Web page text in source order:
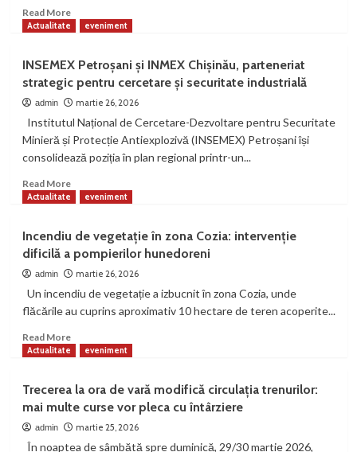
DN
Read MoreRead
more
Vremea
se
răcește
Actualitate eveniment
INSEMEX Petroșani și INMEX Chișinău, parteneriat
strategic pentru cercetare și securitate industrială
admin martie 26, 2026
Institutul Național de Cercetare-Dezvoltare pentru Securitate
Minieră și Protecție Antiexplozivă (INSEMEX) Petroșani își
consolidează poziția în plan regional printr-un...
Read MoreRead
more
Petroșani
și
INMEX
Chișinău,
parteneriat
strategic
cercetare
industrială
Actualitate eveniment
Incendiu de vegetație în zona Cozia: intervenție
dificilă a pompierilor hunedoreni
admin martie 26, 2026
Un incendiu de vegetație a izbucnit în zona Cozia, unde
flăcările au cuprins aproximativ 10 hectare de teren acoperite...
Read MoreRead
more
de
vegetație
în
zona
Actualitate eveniment
Trecerea la ora de vară modifică circulația trenurilor:
mai multe curse vor pleca cu întârziere
admin martie 25, 2026
În noaptea de sâmbătă spre duminică, 29/30 martie 2026,